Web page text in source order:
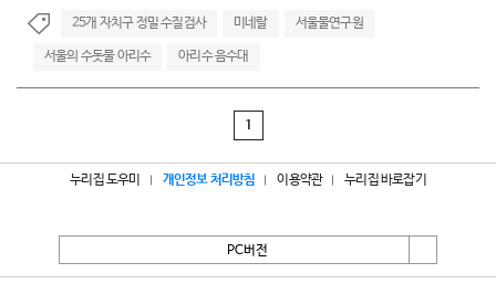
25개 자치구 정밀 수질검사 미네랄 서울물연구원
서울의 수돗물 아리수 아리수 음수대
1
누리집 도우미 개인정보 처리방침 이용약관 누리집 바로잡기
PC버전